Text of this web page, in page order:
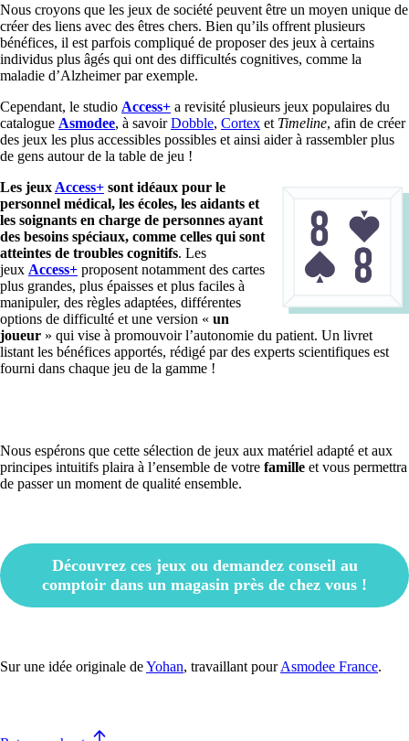
Nous croyons que les jeux de société peuvent être un moyen unique de
créer des liens avec des êtres chers. Bien qu’ils offrent plusieurs
bénéfices, il est parfois compliqué de proposer des jeux à certains
individus plus âgés qui ont des difficultés cognitives, comme la
maladie d’Alzheimer par exemple.
Cependant, le studio Access+ a revisité plusieurs jeux populaires du
catalogue Asmodee, à savoirDobble, Cortex et Timeline, afin de créer
des jeux les plus accessibles possibles et ainsi aider à rassembler plus
de gens autour de la table de jeu !
Les jeux Access+ sont idéaux pour le
personnel médical, les écoles, les aidants et
les soignants en charge de personnes ayant
des besoins spéciaux, comme celles qui sont
atteintes de troubles cognitifs. Les
jeux Access+ proposent notamment des cartes
plus grandes, plus épaisses et plus faciles à
manipuler, des règles adaptées, différentes
options de difficulté et une version « un
joueur » qui vise à promouvoir l’autonomie du patient. Un livret
listant les bénéfices apportés, rédigé par des experts scientifiques est
fourni dans chaque jeu de la gamme !
Nous espérons que cette sélection de jeux aux matériel adapté et aux
principes intuitifs plaira à l’ensemble de votre famille et vous permettra
de passer un moment de qualité ensemble.
Découvrez ces jeux ou demandez conseil au
comptoir dans un magasin près de chez vous !
Sur une idée originale deYohan, travaillant pourAsmodee France.